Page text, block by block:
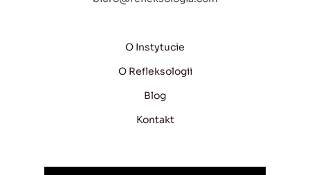
O Instytucie
O Refleksologii
Blog
Kontakt